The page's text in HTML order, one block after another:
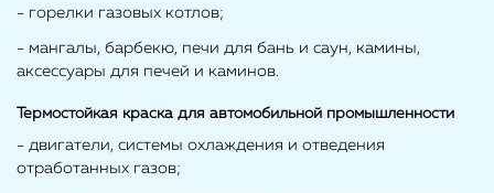
- горелки газовых котлов;
- мангалы, барбекю, печи для бань и саун, камины,
аксессуары для печей и каминов.
Термостойкая краска для автомобильной промышленности
- двигатели, системы охлаждения и отведения
отработанных газов;